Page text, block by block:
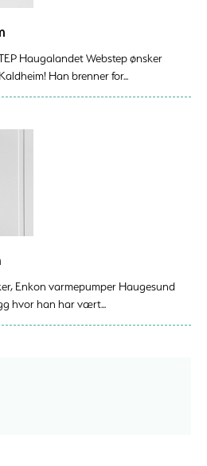
Haugalandet Webstep ønsker
Han brenner for...
Enkon varmepumper Haugesund
hvor han har vært...